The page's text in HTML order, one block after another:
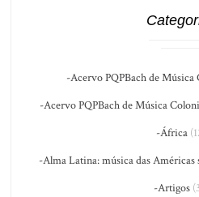
-Acervo PQPBach de Música
-Acervo PQPBach de Música
-África
-Alma Latina: música das
-Artigos